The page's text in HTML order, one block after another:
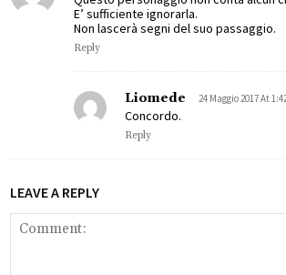
E’ sufficiente ignorarla.
Non lascerà segni del suo passaggio.
Reply
Liomede 24 Maggio 2017 At
Concordo.
Reply
LEAVE A REPLY